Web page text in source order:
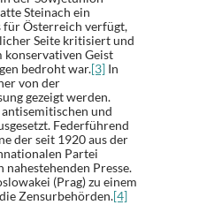
Steinach ein
für Österreich verfügt,
Seite kritisiert und
konservativen Geist
bedroht war.[3] In
von der
gezeigt werden.
und
Federführend
der seit 1920 aus der
Partei
Presse.
(Prag) zu einem
Zensurbehörden.[4]